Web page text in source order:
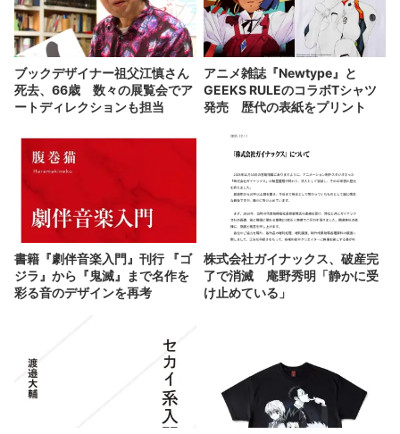
ブックデザイナー祖父江慎さん
死去、66歳 数々の展覧会でア
ートディレクションも担当
アニメ雑誌『Newtype』と
GEEKS RULEのコラボTシャツ
発売 歴代の表紙をプリント
書籍『劇伴音楽入門』刊行 『ゴ
ジラ』から『鬼滅』まで名作を
彩る音のデザインを再考
株式会社ガイナックス、破産完
了で消滅 庵野秀明「静かに受
け止めている」